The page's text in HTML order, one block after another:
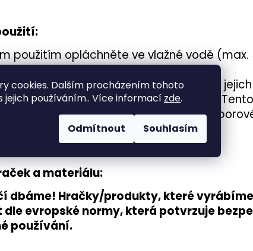
cookies. Dalším procházením tohoto
jejich používáním.. Více informací zde.
Odmítnout Souhlasím
použitím opláchněte ve vlažné vodě (max.
v myčce na nádobí, mohlo by dojít k
láskou a z ekologického PLA materiálu.
rozložitelného kukuřičného nebo
teploty cca 50°C.
a materiálu:
dbáme! Hračky/produkty, které
dle evropské normy, která potvrzuje
používání.